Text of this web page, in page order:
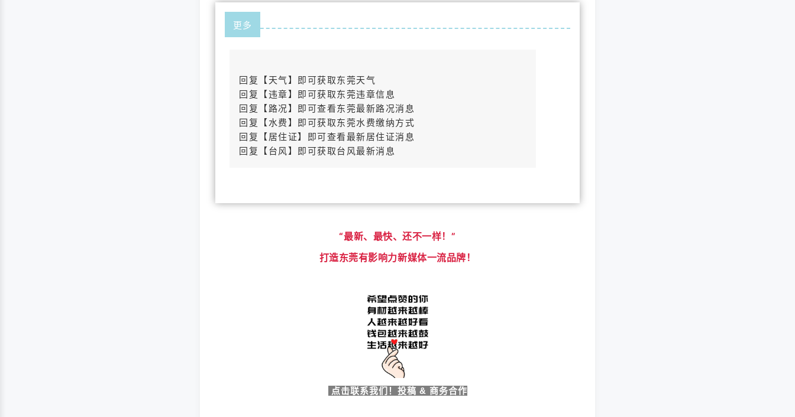
更多
回复【天气】即可获取东莞天气
回复【违章】即可获取东莞违章信息
回复【路况】即可查看东莞最新路况消息
回复【水费】即可获取东莞水费缴纳方式
回复【居住证】即可查看最新居住证消息
回复【台风】即可获取台风最新消息
“最新、最快、还不一样！”
打造东莞有影响力新媒体一流品牌！
点击联系我们！投稿 & 商务合作